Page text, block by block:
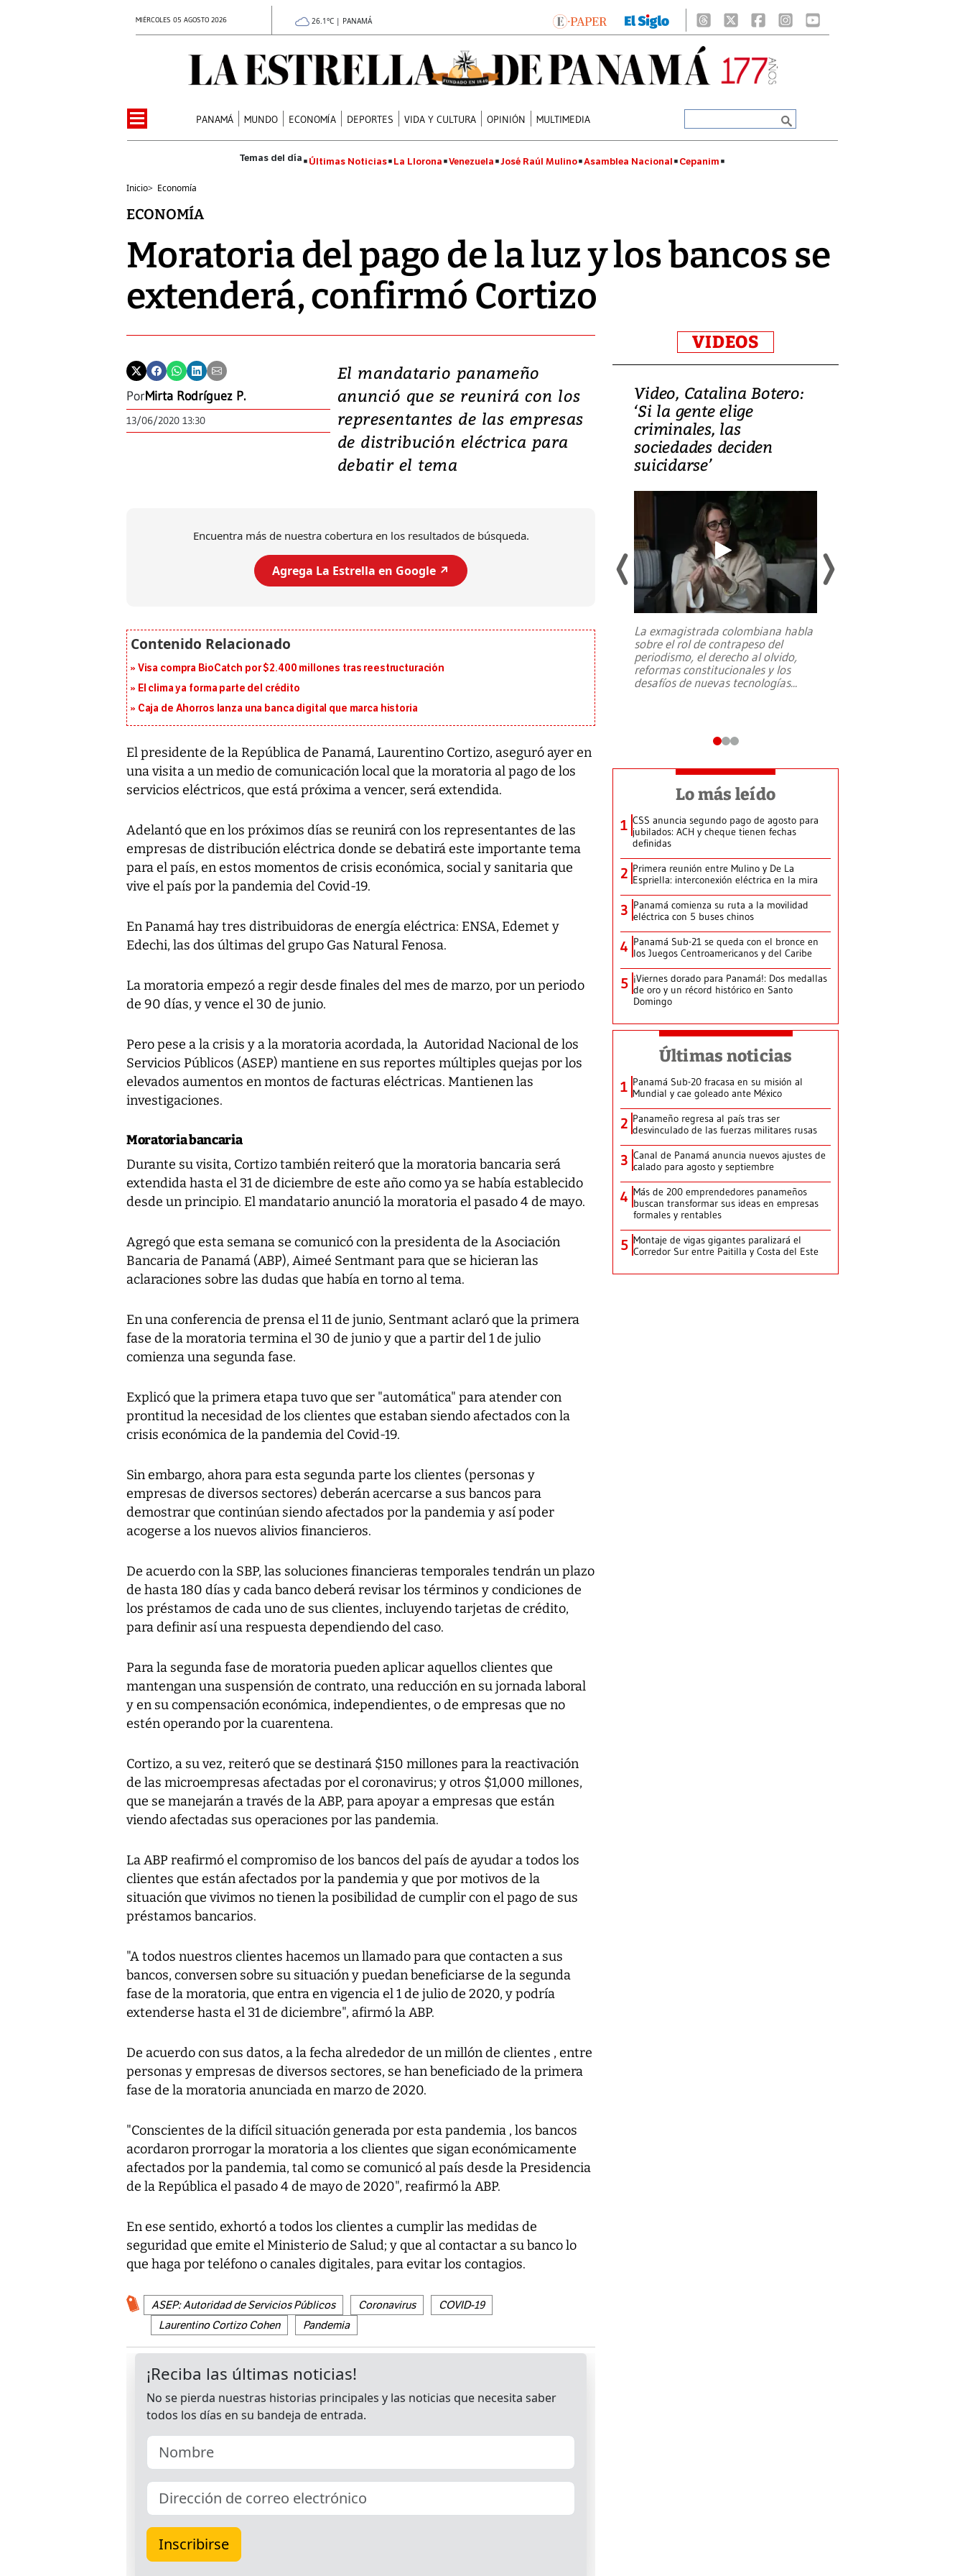
MIÉRCOLES 05 AGOSTO 2026 26.1°C | PANAMÁ
PANAMÁ MUNDO ECONOMÍA DEPORTES VIDA Y CULTURA OPINIÓN MULTIMEDIA
Últimas Noticias La Llorona Venezuela José Raúl Mulino Asamblea Nacional Cepanim
Inicio> Economía
ECONOMÍA
Moratoria del pago de la luz y los bancos se
extenderá, confirmó Cortizo
PorMirta Rodríguez P.
13/06/2020 13:30
El mandatario panameño
anunció que se reunirá con los
representantes de las empresas
de distribución eléctrica para
debatir el tema
Encuentra más de nuestra cobertura en los resultados de búsqueda.
Agrega La Estrella en Google ↗️
Visa compra BioCatch por $2.400 millones tras reestructuración
El clima ya forma parte del crédito
Caja de Ahorros lanza una banca digital que marca historia
El presidente de la República de Panamá, Laurentino Cortizo, aseguró ayer en
una visita a un medio de comunicación local que la moratoria al pago de los
servicios eléctricos, que está próxima a vencer, será extendida.
Adelantó que en los próximos días se reunirá con los representantes de las
empresas de distribución eléctrica donde se debatirá este importante tema
para el país, en estos momentos de crisis económica, social y sanitaria que
vive el país por la pandemia del Covid-19.
En Panamá hay tres distribuidoras de energía eléctrica: ENSA, Edemet y
Edechi, las dos últimas del grupo Gas Natural Fenosa.
La moratoria empezó a regir desde finales del mes de marzo, por un periodo
de 90 días, y vence el 30 de junio.
Pero pese a la crisis y a la moratoria acordada, la Autoridad Nacional de los
Servicios Públicos (ASEP) mantiene en sus reportes múltiples quejas por los
elevados aumentos en montos de facturas eléctricas. Mantienen las
investigaciones.
Moratoria bancaria
Durante su visita, Cortizo también reiteró que la moratoria bancaria será
extendida hasta el 31 de diciembre de este año como ya se había establecido
desde un principio. El mandatario anunció la moratoria el pasado 4 de mayo.
Agregó que esta semana se comunicó con la presidenta de la Asociación
Bancaria de Panamá (ABP), Aimeé Sentmant para que se hicieran las
aclaraciones sobre las dudas que había en torno al tema.
En una conferencia de prensa el 11 de junio, Sentmant aclaró que la primera
fase de la moratoria termina el 30 de junio y que a partir del 1 de julio
comienza una segunda fase.
Explicó que la primera etapa tuvo que ser "automática" para atender con
prontitud la necesidad de los clientes que estaban siendo afectados con la
crisis económica de la pandemia del Covid-19.
Sin embargo, ahora para esta segunda parte los clientes (personas y
empresas de diversos sectores) deberán acercarse a sus bancos para
demostrar que continúan siendo afectados por la pandemia y así poder
acogerse a los nuevos alivios financieros.
De acuerdo con la SBP, las soluciones financieras temporales tendrán un plazo
de hasta 180 días y cada banco deberá revisar los términos y condiciones de
los préstamos de cada uno de sus clientes, incluyendo tarjetas de crédito,
para definir así una respuesta dependiendo del caso.
Para la segunda fase de moratoria pueden aplicar aquellos clientes que
mantengan una suspensión de contrato, una reducción en su jornada laboral
y en su compensación económica, independientes, o de empresas que no
estén operando por la cuarentena.
Cortizo, a su vez, reiteró que se destinará $150 millones para la reactivación
de las microempresas afectadas por el coronavirus; y otros $1,000 millones,
que se manejarán a través de la ABP, para apoyar a empresas que están
viendo afectadas sus operaciones por las pandemia.
La ABP reafirmó el compromiso de los bancos del país de ayudar a todos los
clientes que están afectados por la pandemia y que por motivos de la
situación que vivimos no tienen la posibilidad de cumplir con el pago de sus
préstamos bancarios.
"A todos nuestros clientes hacemos un llamado para que contacten a sus
bancos, conversen sobre su situación y puedan beneficiarse de la segunda
fase de la moratoria, que entra en vigencia el 1 de julio de 2020, y podría
extenderse hasta el 31 de diciembre", afirmó la ABP.
De acuerdo con sus datos, a la fecha alrededor de un millón de clientes , entre
personas y empresas de diversos sectores, se han beneficiado de la primera
fase de la moratoria anunciada en marzo de 2020.
"Conscientes de la difícil situación generada por esta pandemia , los bancos
acordaron prorrogar la moratoria a los clientes que sigan económicamente
afectados por la pandemia, tal como se comunicó al país desde la Presidencia
de la República el pasado 4 de mayo de 2020", reafirmó la ABP.
En ese sentido, exhortó a todos los clientes a cumplir las medidas de
seguridad que emite el Ministerio de Salud; y que al contactar a su banco lo
que haga por teléfono o canales digitales, para evitar los contagios.
ASEP: Autoridad de Servicios Públicos Coronavirus
COVID-19
Laurentino Cortizo Cohen
Pandemia
VIDEOS
Video, Japón: Terremoto
deja heridos y graves
daños en Kumamoto
al sur de Japón, provocando una
Video, Catalina Botero:
‘Si la gente elige
criminales, las
sociedades deciden
suicidarse’
La exmagistrada colombiana habla
sobre el rol de contrapeso del
periodismo, el derecho al olvido,
reformas constitucionales y los
desafíos de nuevas tecnologías...
Lo más leído
1 CSS anuncia segundo pago de agosto para
jubilados: ACH y cheque tienen fechas
definidas
2 Primera reunión entre Mulino y De La
Espriella: interconexión eléctrica en la mira
3 Panamá comienza su ruta a la movilidad
eléctrica con 5 buses chinos
4 Panamá Sub-21 se queda con el bronce en
los Juegos Centroamericanos y del Caribe
5 ¡Viernes dorado para Panamá!: Dos medallas
de oro y un récord histórico en Santo
Domingo
Últimas noticias
1 Panamá Sub-20 fracasa en su misión al
Mundial y cae goleado ante México
2 Panameño regresa al país tras ser
desvinculado de las fuerzas militares rusas
3 Canal de Panamá anuncia nuevos ajustes de
calado para agosto y septiembre
4 Más de 200 emprendedores panameños
buscan transformar sus ideas en empresas
formales y rentables
5 Montaje de vigas gigantes paralizará el
Corredor Sur entre Paitilla y Costa del Este